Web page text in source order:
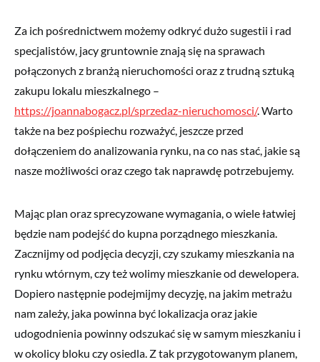
Za ich pośrednictwem możemy odkryć dużo sugestii i rad
specjalistów, jacy gruntownie znają się na sprawach
połączonych z branżą nieruchomości oraz z trudną sztuką
zakupu lokalu mieszkalnego –
https://joannabogacz.pl/sprzedaz-nieruchomosci/. Warto
także na bez pośpiechu rozważyć, jeszcze przed
dołączeniem do analizowania rynku, na co nas stać, jakie są
nasze możliwości oraz czego tak naprawdę potrzebujemy.
Mając plan oraz sprecyzowane wymagania, o wiele łatwiej
będzie nam podejść do kupna porządnego mieszkania.
Zacznijmy od podjęcia decyzji, czy szukamy mieszkania na
rynku wtórnym, czy też wolimy mieszkanie od dewelopera.
Dopiero następnie podejmijmy decyzję, na jakim metrażu
nam zależy, jaka powinna być lokalizacja oraz jakie
udogodnienia powinny odszukać się w samym mieszkaniu i
w okolicy bloku czy osiedla. Z tak przygotowanym planem,